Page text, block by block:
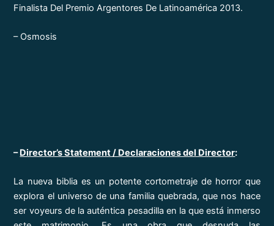
Finalista Del Premio Argentores De Latinoamérica 2013.
– Osmosis
–Director’s Statement / Declaraciones del Director:
La nueva biblia es un potente cortometraje de horror que
explora el universo de una familia quebrada, que nos hace
ser voyeurs de la auténtica pesadilla en la que está inmerso